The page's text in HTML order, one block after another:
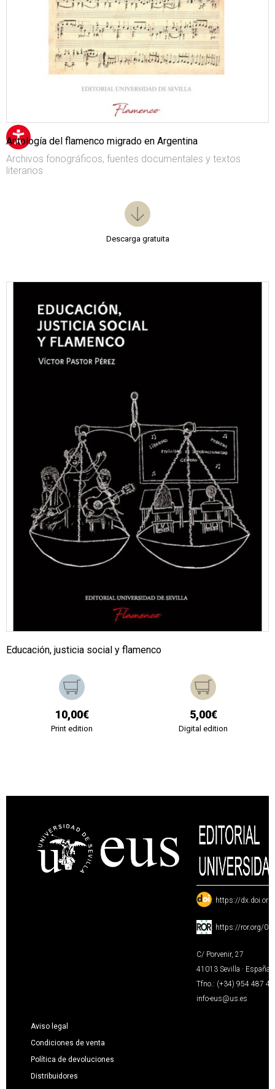
Antología del flamenco migrado en Argentina
Archivos fonográficos, fuentes documentales y textos
literarios
Descarga gratuita
Educación, justicia social y flamenco
10,00€
Print edition
5,00€
Digital edition
: https://
: https://ror.org/
C/ Porvenir, 27
41013 Sevilla · España
Tfno.: (+34) 954 487
info-eus@us.es
Aviso legal
Condiciones de venta
Política de devoluciones
Distribuidores